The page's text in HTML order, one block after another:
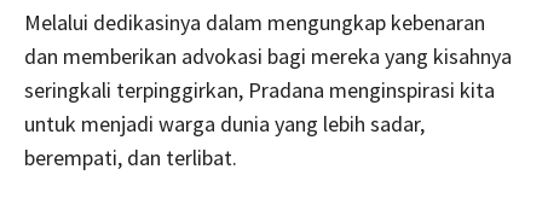
Melalui dedikasinya dalam mengungkap kebenaran
dan memberikan advokasi bagi mereka yang kisahnya
seringkali terpinggirkan, Pradana menginspirasi kita
untuk menjadi warga dunia yang lebih sadar,
berempati, dan terlibat.